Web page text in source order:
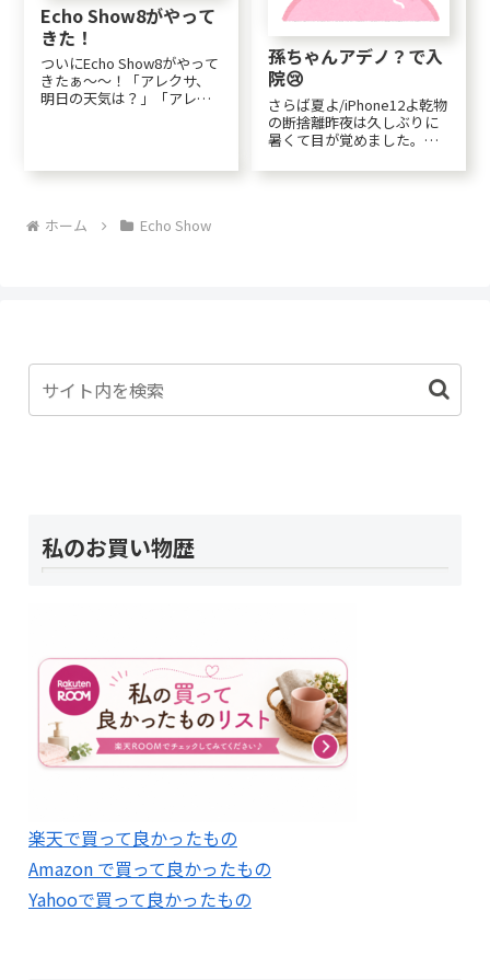
Echo Show8がやって
きた！
ついにEcho Show8がやって
きたぁ～～！「アレクサ、
明日の天気は？」「アレク
プライムビデオ開いて」実
孫ちゃんアデノ？で入
院😢
さらば夏よ/iPhone12よ乾物
の断捨離昨夜は久しぶりに
暑くて目が覚めました。こ
ていたけれど、なかなか寝
ホーム Echo Show
私のお買い物歴
楽天で買って良かったもの
Amazon で買って良かったもの
Yahooで買って良かったもの